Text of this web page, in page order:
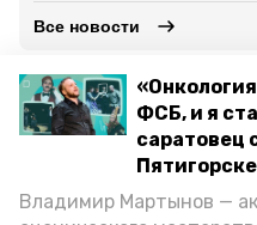
ФСБ, и я
саратовец
Пятигорске
Владимир Мартынов —
Все новости
афиша кмв афина
мероприятия в пятигорске
пятигорск